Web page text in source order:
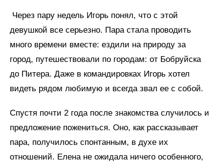
Через пару недель Игорь понял, что с этой
девушкой все серьезно. Пара стала проводить
много времени вместе: ездили на природу за
город, путешествовали по городам: от Бобруйска
до Питера. Даже в командировках Игорь хотел
видеть рядом любимую и всегда звал ее с собой.
Спустя почти 2 года после знакомства случилось и
предложение пожениться. Оно, как рассказывает
пара, получилось спонтанным, в духе их
отношений. Елена не ожидала ничего особенного,